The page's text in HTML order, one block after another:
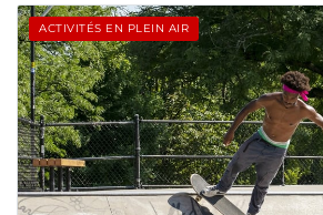
ACTIVITÉS EN PLEIN AIR